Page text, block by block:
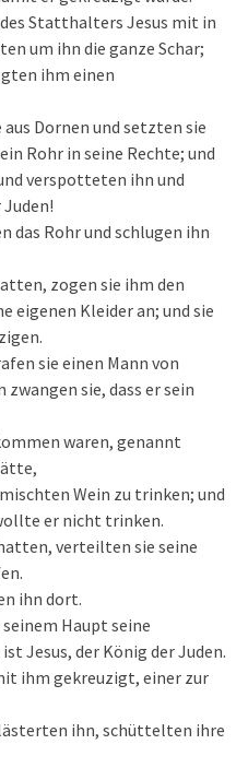
Statthalters Jesus mit in
um ihn die ganze Schar;
ihm einen
Dornen und setzten sie
Rohr in seine Rechte; und
verspotteten ihn und
das Rohr und schlugen ihn
zogen sie ihm den
eigenen Kleider an; und sie
sie einen Mann von
sie, dass er sein
waren, genannt
Wein zu trinken; und
er nicht trinken.
verteilten sie seine
ihn dort.
Haupt seine
Jesus, der König der Juden.
ihm gekreuzigt, einer zur
ihn, schüttelten ihre